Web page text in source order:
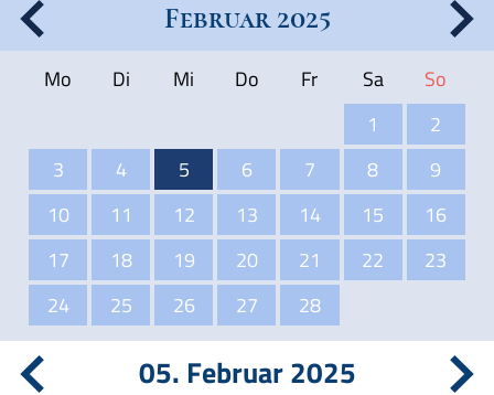
Spiel
Termine
Schulmaterialien
Februar 2025
Mo Di Mi Do Fr Sa
So
1
2
3
4 5 6 7 8
9
10
11 12 13 14 15
16
17
18 19 20 21 22
23
24
25 26 27 28
05. Februar 2025